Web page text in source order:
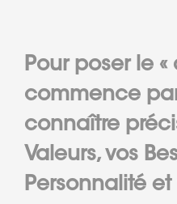
Pour poser le
commence
connaître
Valeurs, vos
Personnalité et